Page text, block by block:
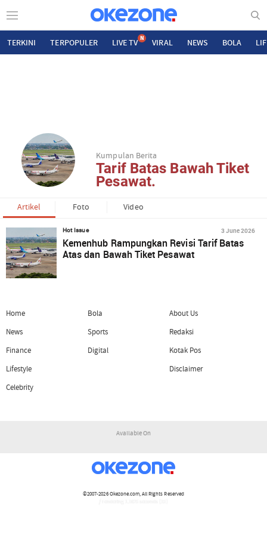
TERKINI TERPOPULER LIVE TV N VIRAL NEWS BOLA
Kumpulan Berita
Tarif Batas Bawah Tiket
Pesawat.
Artikel Foto Video
Hot Issue 3 June 2026
Kemenhub Rampungkan Revisi Tarif Batas
Atas dan Bawah Tiket Pesawat
Home
News
Finance
Lifestyle
Celebrity
Bola
Sports
Digital
About Us
Redaksi
Kotak Pos
Disclaimer
Available On
©2007-2026Okezone.com, All Rights Reserved